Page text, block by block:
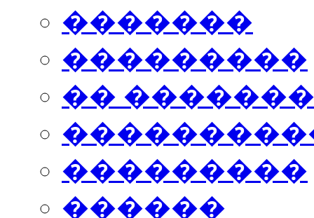
�������
���������
��
���������
������